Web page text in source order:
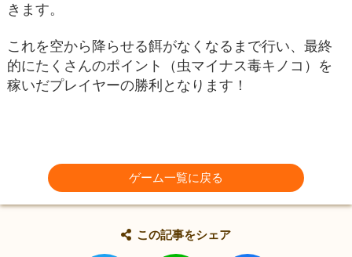
きます。
これを空から降らせる餌がなくなるまで行い、最終
的にたくさんのポイント（虫マイナス毒キノコ）を
稼いだプレイヤーの勝利となります！
ゲーム一覧に戻る
この記事をシェア